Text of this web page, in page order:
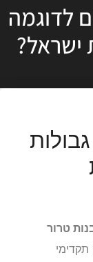
לדוגמה
ישראל?
טרור
תקדימי